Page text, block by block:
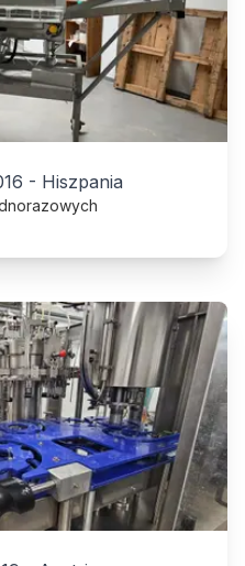
- Hiszpania